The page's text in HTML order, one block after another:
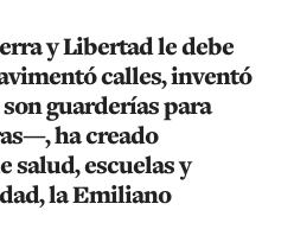
y Libertad le debe
calles, inventó
guarderías para
ha creado
salud, escuelas y
la Emiliano